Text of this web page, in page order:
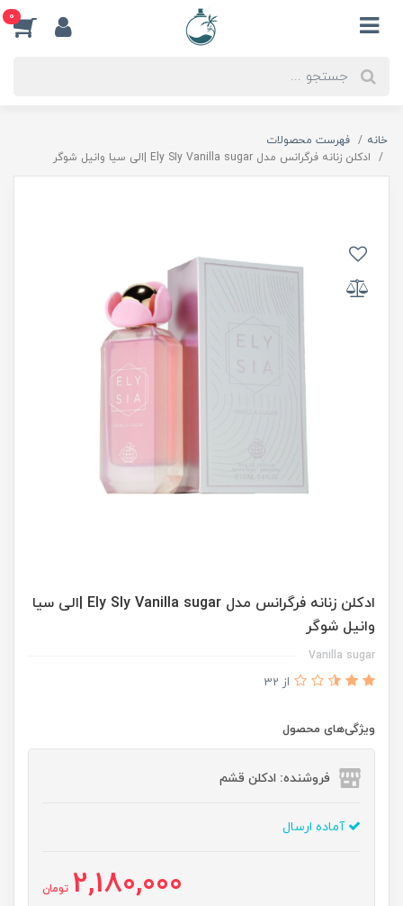
0
خانه
فهرست محصولات
ادكلن زنانه فرگرانس مدل Ely SIy Vanilla sugar |الى سيا وانيل شوگر
ادكلن زنانه فرگرانس مدل Ely SIy Vanilla sugar |الى سيا
وانيل شوگر
Vanilla sugar
از 32
ویژگی‌های محصول
فروشنده: ادکلن قشم
آماده ارسال
2,180,000 تومان